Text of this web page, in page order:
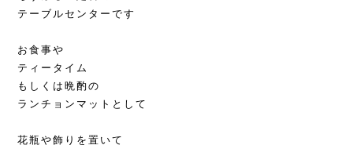
テーブルセンターです
お食事や
ティータイム
もしくは晩酌の
ランチョンマットとして
花瓶や飾りを置いて